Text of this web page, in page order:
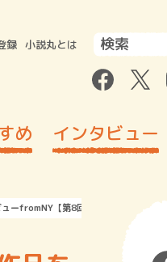
録 小説丸とは
め インタビュー
ーfromNY【第8回】